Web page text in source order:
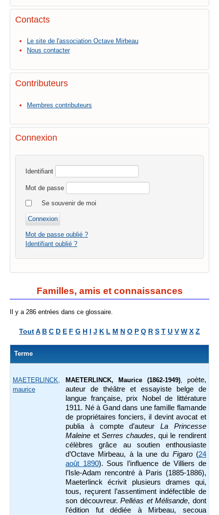
Contacts
Le site de l'association Octave Mirbeau
Nous contacter
Contributeurs
Membres contributeurs
Connexion
Identifiant
Mot de passe
Se souvenir de moi
Mot de passe oublié ?
Identifiant oublié ?
Familles, amis et connaissances
Il y a 286 entrées dans ce glossaire.
ToutA B C D E F G H I J K L M N O P Q R S T U V W X Z
Terme
MAETERLINCK,
maurice
MAETERLINCK, Maurice (1862-1949), poète,
auteur de théâtre et essayiste belge de
langue française, prix Nobel de littérature
1911. Né à Gand dans une famille flamande
de propriétaires fonciers, il devint avocat et
publia à compte d’auteurLa Princesse
Maleine etSerres chaudes, qui le rendirent
célèbres grâce au soutien enthousiaste
d’Octave Mirbeau, à la une du Figaro(24
août 1890). Sous l’influence de Villiers de
l’Isle-Adam rencontré à Paris (1885-1886),
Maeterlinck écrivit plusieurs drames qui,
tous, reçurent l’assentiment indéfectible de
son découvreur.Pelléas et Mélisande, dont
l’édition fut dédiée à Mirbeau, secoua